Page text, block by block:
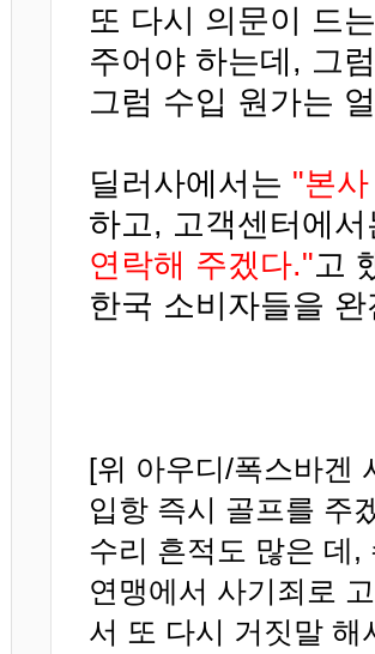
또 다시 의문이 드
주어야 하는데, 그
그럼 수입 원가는
딜러사에서는 "본
하고, 고객센터에
연락해 주겠다."고
한국 소비자들을
[위 아우디/폭스바겐
입항 즉시 골프를 주
수리 흔적도 많은 데,
연맹에서 사기죄로
서 또 다시 거짓말 해